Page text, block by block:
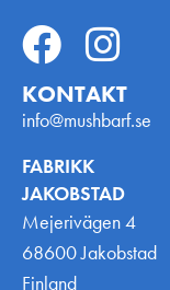
KONTAKT
info@mushbarf.se
FABRIKK
JAKOBSTAD
Mejerivägen 4
68600 Jakobstad
Finland